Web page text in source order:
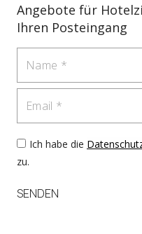
Angebote für
Ihren Posteingang
Ich habe die
zu.
SENDEN